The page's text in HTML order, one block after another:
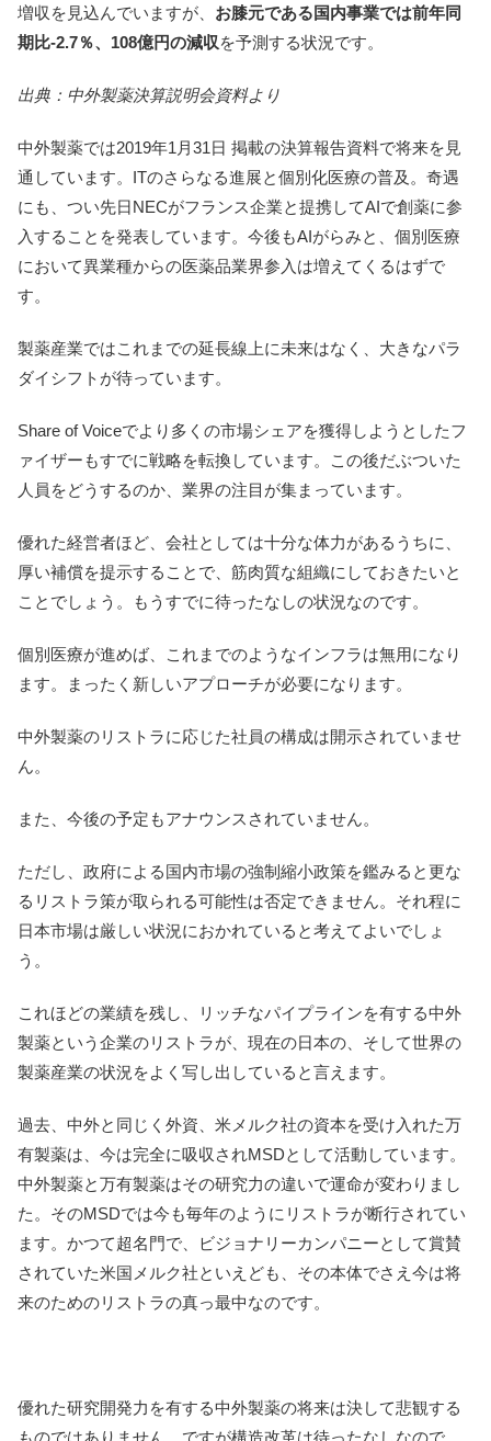
増収を見込んでいますが、 お膝元である国内事業では前年同
期比-2.7％、108億円の減収を予測する状況です。
出典：中外製薬決算説明会資料より
中外製薬では2019年1月31日 掲載の決算報告資料で将来を見
通しています。ITのさらなる進展と個別化医療の普及。奇遇
にも、つい先日NECがフランス企業と提携してAIで創薬に参
入することを発表しています。今後もAIがらみと、個別医療
において異業種からの医薬品業界参入は増えてくるはずで
す。
製薬産業ではこれまでの延長線上に未来はなく、大きなパラ
ダイシフトが待っています。
Share of Voiceでより多くの市場シェアを獲得しようとしたフ
ァイザーもすでに戦略を転換しています。この後だぶついた
人員をどうするのか、業界の注目が集まっています。
優れた経営者ほど、会社としては十分な体力があるうちに、
厚い補償を提示することで、筋肉質な組織にしておきたいと
ことでしょう。もうすでに待ったなしの状況なのです。
個別医療が進めば、これまでのようなインフラは無用になり
ます。まったく新しいアプローチが必要になります。
中外製薬のリストラに応じた社員の構成は開示されていませ
ん。
また、今後の予定もアナウンスされていません。
ただし、政府による国内市場の強制縮小政策を鑑みると更な
るリストラ策が取られる可能性は否定できません。それ程に
日本市場は厳しい状況におかれていると考えてよいでしょ
う。
これほどの業績を残し、リッチなパイプラインを有する中外
製薬という企業のリストラが、現在の日本の、そして世界の
製薬産業の状況をよく写し出していると言えます。
過去、中外と同じく外資、米メルク社の資本を受け入れた万
有製薬は、今は完全に吸収されMSDとして活動しています。
中外製薬と万有製薬はその研究力の違いで運命が変わりまし
た。そのMSDでは今も毎年のようにリストラが断行されてい
ます。かつて超名門で、ビジョナリーカンパニーとして賞賛
されていた米国メルク社といえども、その本体でさえ今は将
来のためのリストラの真っ最中なのです。
優れた研究開発力を有する中外製薬の将来は決して悲観する
ものではありません。ですが構造改革は待ったなしなので